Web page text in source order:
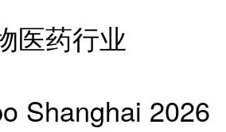
医药行业
Shanghai 2026